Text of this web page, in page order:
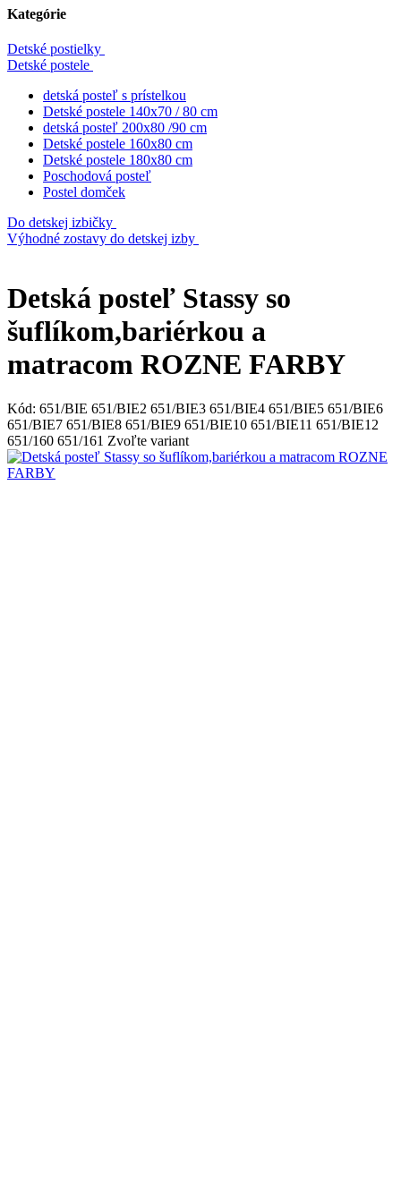
Kategórie
Detské postielky
Detské postele
detská posteľ s prístelkou
Detské postele 140x70 / 80 cm
detská posteľ 200x80 /90 cm
Detské postele 160x80 cm
Detské postele 180x80 cm
Poschodová posteľ
Postel domček
Do detskej izbičky
Výhodné zostavy do detskej izby
Detská posteľ Stassy so
šuflíkom,bariérkou a
matracom ROZNE FARBY
Kód: 651/BIE 651/BIE2 651/BIE3 651/BIE4 651/BIE5 651/BIE6
651/BIE7 651/BIE8 651/BIE9 651/BIE10 651/BIE11 651/BIE12
651/160 651/161 Zvoľte variant